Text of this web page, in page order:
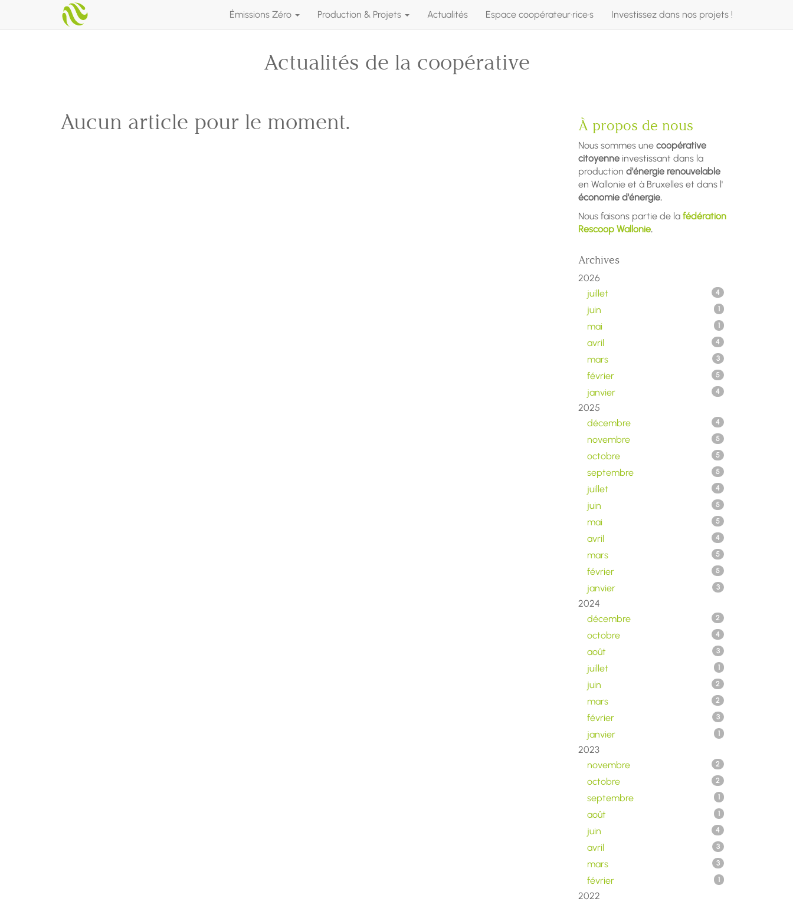
Émissions Zéro Production & Projets Actualités Espace coopérateur·rice·s Investissez dans nos projets !
Actualités de la coopérative
Aucun article pour le moment. À propos de nous
Nous sommes une coopérative
citoyenne investissant dans la
production d'énergie renouvelable
en Wallonie et à Bruxelles et dans l'
économie d'énergie.
Nous faisons partie de la fédération
Rescoop Wallonie.
Archives
2026
juillet
4
juin 1
mai 1
avril 4
mars 3
février 5
janvier 4
2025
décembre
4
novembre 5
octobre 5
septembre 5
juillet 4
juin 5
mai 5
avril 4
mars 5
février 5
janvier 3
2024
décembre
2
octobre 4
août 3
juillet 1
juin 2
mars 2
février 3
janvier 1
2023
novembre
2
octobre 2
septembre 1
août 1
juin 4
avril 3
mars 3
février 1
2022